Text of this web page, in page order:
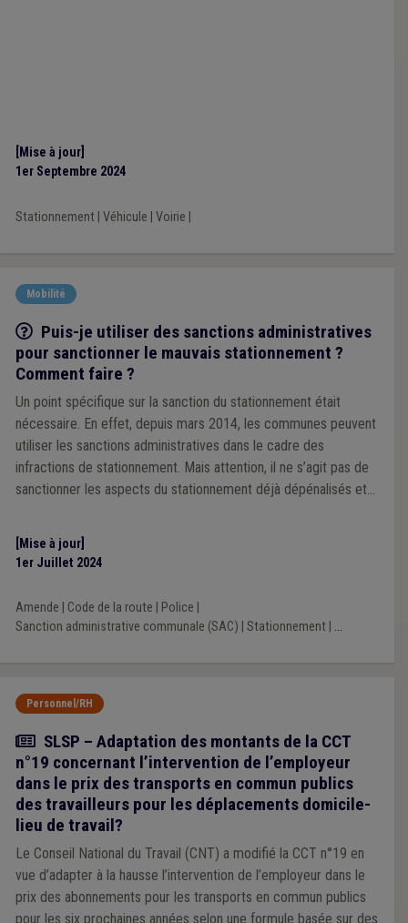
[Mise à jour]
1er Septembre 2024
Stationnement| Véhicule Voirie
Mobilité
Q/R
Puis-je utiliser des sanctions administratives
pour sanctionner le mauvais stationnement ?
Comment faire ?
Un point spécifique sur la sanction du stationnement était
nécessaire. En effet, depuis mars 2014, les communes peuvent
utiliser les sanctions administratives dans le cadre des
infractions de stationnement. Mais attention, il ne s’agit pas de
sanctionner les aspects du stationnement déjà dépénalisés et
[Mise à jour]
1er Juillet 2024
Amende Code de la route Police
Sanction administrative communale (SAC) Stationnement| ...
Personnel/RH
Actualité
SLSP – Adaptation des montants de la CCT
n°19 concernant l’intervention de l’employeur
dans le prix des transports en commun publics
des travailleurs pour les déplacements domicile-
lieu de travail?
Le Conseil National du Travail (CNT) a modifié la CCT n°19 en
vue d’adapter à la hausse l’intervention de l’employeur dans le
prix des abonnements pour les transports en commun publics
pour les six prochaines années selon une formule basée sur des